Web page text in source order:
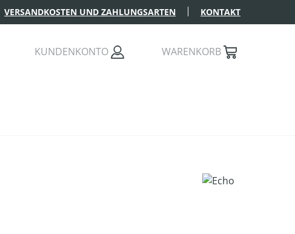
VERSANDKOSTEN UND ZAHLUNGSARTEN KONTAKT
KUNDENKONTO WARENKORB